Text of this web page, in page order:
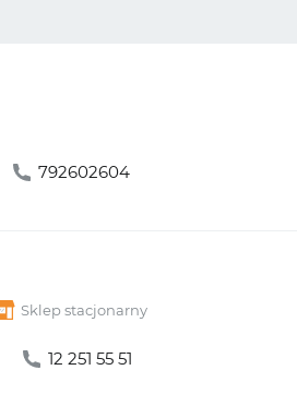
792602604
Sklep stacjonarny
12 251 55 51